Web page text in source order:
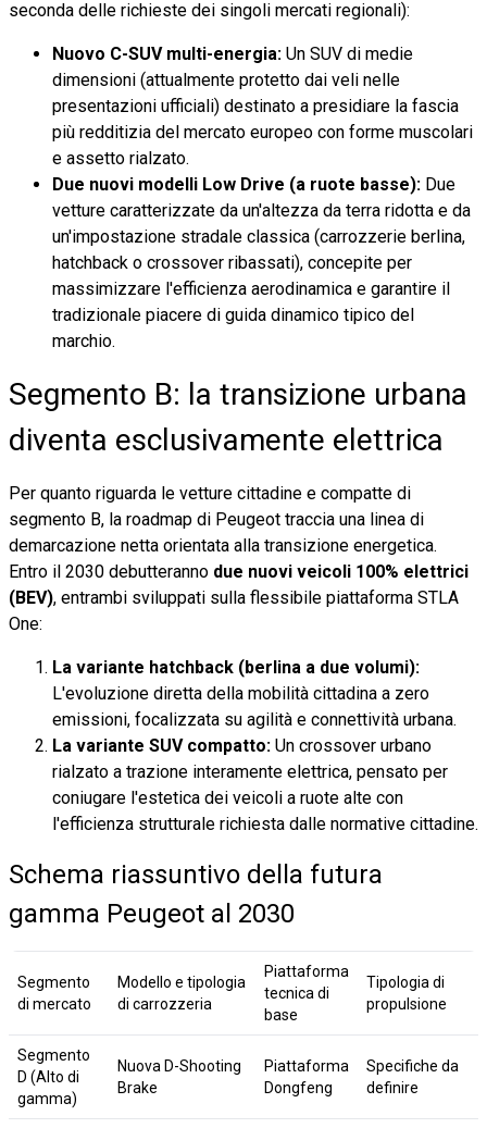
seconda delle richieste dei singoli mercati regionali):
Nuovo C-SUV multi-energia: Un SUV di medie
dimensioni (attualmente protetto dai veli nelle
presentazioni ufficiali) destinato a presidiare la fascia
più redditizia del mercato europeo con forme muscolari
e assetto rialzato.
Due nuovi modelli Low Drive (a ruote basse): Due
vetture caratterizzate da un'altezza da terra ridotta e da
un'impostazione stradale classica (carrozzerie berlina,
hatchback o crossover ribassati), concepite per
massimizzare l'efficienza aerodinamica e garantire il
tradizionale piacere di guida dinamico tipico del
marchio.
Segmento B: la transizione urbana
diventa esclusivamente elettrica
Per quanto riguarda le vetture cittadine e compatte di
segmento B, la roadmap di Peugeot traccia una linea di
demarcazione netta orientata alla transizione energetica.
Entro il 2030 debutteranno due nuovi veicoli 100% elettrici
(BEV), entrambi sviluppati sulla flessibile piattaforma STLA
One:
La variante hatchback (berlina a due volumi):
L'evoluzione diretta della mobilità cittadina a zero
emissioni, focalizzata su agilità e connettività urbana.
La variante SUV compatto: Un crossover urbano
rialzato a trazione interamente elettrica, pensato per
coniugare l'estetica dei veicoli a ruote alte con
l'efficienza strutturale richiesta dalle normative cittadine.
Schema riassuntivo della futura
gamma Peugeot al 2030
Segmento
di mercato
Modello e tipologia
di carrozzeria
Piattaforma
tecnica di
base
Tipologia di
propulsione
Segmento
D (Alto di
gamma)
Nuova D-Shooting
Brake
Piattaforma
Dongfeng
Specifiche da
definire